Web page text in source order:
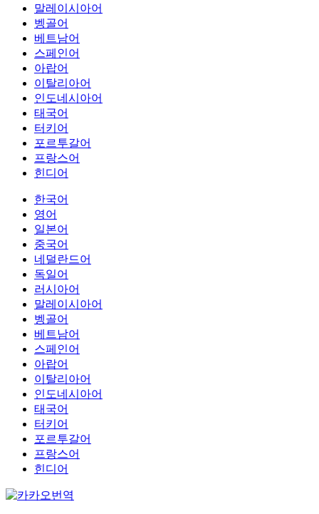
말레이시아어
벵골어
베트남어
스페인어
아랍어
이탈리아어
인도네시아어
태국어
터키어
포르투갈어
프랑스어
힌디어
한국어
영어
일본어
중국어
네덜란드어
독일어
러시아어
말레이시아어
벵골어
베트남어
스페인어
아랍어
이탈리아어
인도네시아어
태국어
터키어
포르투갈어
프랑스어
힌디어